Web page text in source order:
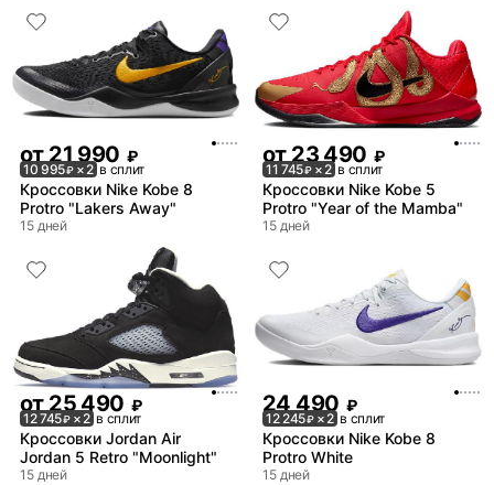
от21 990 ₽
10 995₽ × 2 в сплит
Кроссовки Nike Kobe 8
Protro "Lakers Away"
15 дней
от23 490 ₽
11 745₽ × 2 в сплит
Кроссовки Nike Kobe 5
Protro "Year of the Mamba"
15 дней
от25 490 ₽
12 745₽ × 2 в сплит
Кроссовки Jordan Air
Jordan 5 Retro "Moonlight"
15 дней
24 490 ₽
12 245₽ × 2 в сплит
Кроссовки Nike Kobe 8
Protro White
15 дней